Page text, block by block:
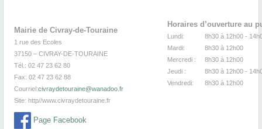
Mairie de Civray-de-Touraine
1 rue des Ecoles
37150 – CIVRAY-DE-TOURAINE
Tél.: 02 47 23 62 80
Fax: 02 47 23 62 88
Courriel:civraydetouraine@wanadoo.fr
Site: http//www.civraydetouraine.fr
Page Facebook
Horaires d’ouverture au
Lundi:
8h30 à 12h00 -
Mardi:
8h30 à
Mercredi :
8h30 à
Jeudi :
8h30 à 12h00 -
Vendredi:
8h30 à